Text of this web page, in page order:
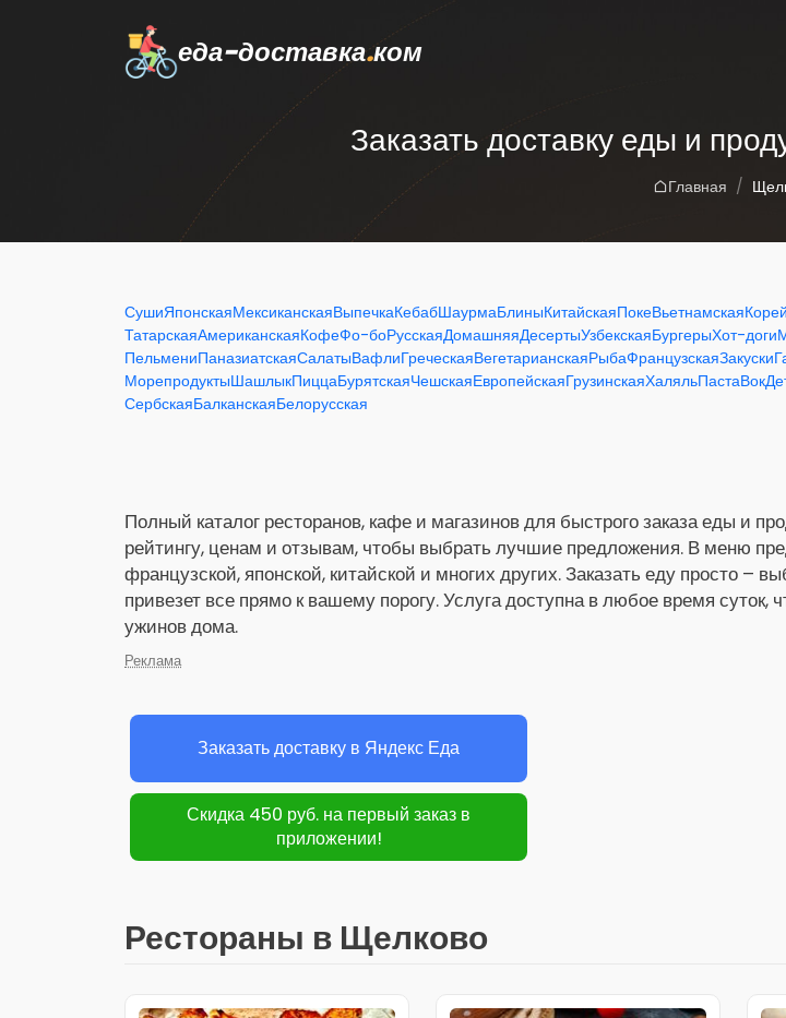
еда-доставка.ком
Заказать доставку еды и
Главная
СушиЯпонскаяМексиканскаяВыпечкаКебабШаурмаБлиныКитайскаяПокеВьетнамская
ТатарскаяАмериканскаяКофеФо-боРусскаяДомашняяДесертыУзбекскаяБургерыХот-доги
ПельмениПаназиатскаяСалатыВафлиГреческаяВегетарианскаяРыбаФранцузскаяЗакуски
МорепродуктыШашлыкПиццаБурятскаяЧешскаяЕвропейскаяГрузинскаяХаляльПастаВок
СербскаяБалканскаяБелорусская
Полный каталог ресторанов, кафе и магазинов для быстрого заказа еды и
рейтингу, ценам и отзывам, чтобы выбрать лучшие предложения. В меню
французской, японской, китайской и многих других. Заказать еду просто –
привезет все прямо к вашему порогу. Услуга доступна в любое время
ужинов дома.
Реклама
Заказать доставку в Яндекс Еда
Скидка 450 руб. на первый заказ в
приложении!
Рестораны в Щелково